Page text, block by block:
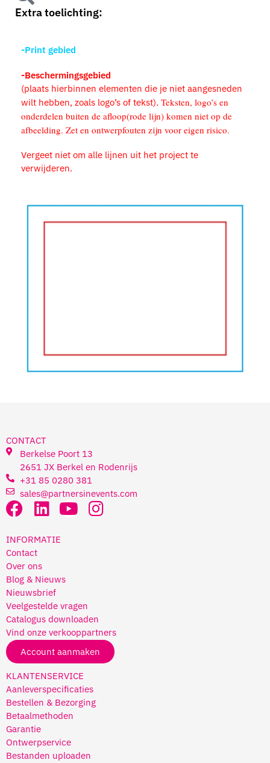
Extra toelichting:
-Print gebied
-Beschermingsgebied
(plaats hierbinnen elementen die je niet aangesneden
wilt hebben, zoals logo’s of tekst). Teksten, logo’s en
onderdelen buiten de afloop(rode lijn) komen niet op de
afbeelding. Zet en ontwerpfouten zijn voor eigen risico.
Vergeet niet om alle lijnen uit het project te
verwijderen.
CONTACT
Berkelse Poort 13
2651 JX Berkel en Rodenrijs
+31 85 0280 381
sales@partnersinevents.com
INFORMATIE
Contact
Over ons
Blog & Nieuws
Nieuwsbrief
Veelgestelde vragen
Catalogus downloaden
Vind onze verkooppartners
Account aanmaken
KLANTENSERVICE
Aanleverspecificaties
Bestellen & Bezorging
Betaalmethoden
Garantie
Ontwerpservice
Bestanden uploaden